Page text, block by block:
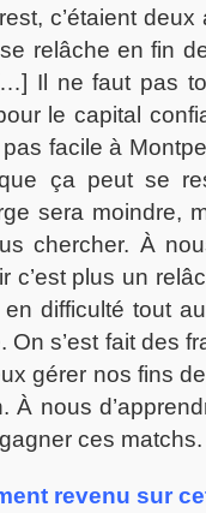
c’étaient
relâche en fin
Il ne faut pas
le capital
facile à
ça peut se
sera moindre,
chercher. À
plus un
difficulté tout
On s’est fait des
gérer nos fins
À nous
ces
revenu sur